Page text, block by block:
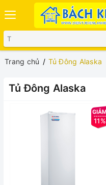
Trang chủ Tủ Đông Alaska
Tủ Đông Alaska
11%